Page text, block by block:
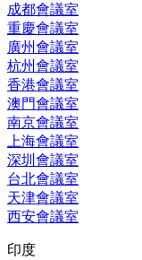
成都會議室
重慶會議室
廣州會議室
杭州會議室
香港會議室
澳門會議室
南京會議室
上海會議室
深圳會議室
台北會議室
天津會議室
西安會議室
印度